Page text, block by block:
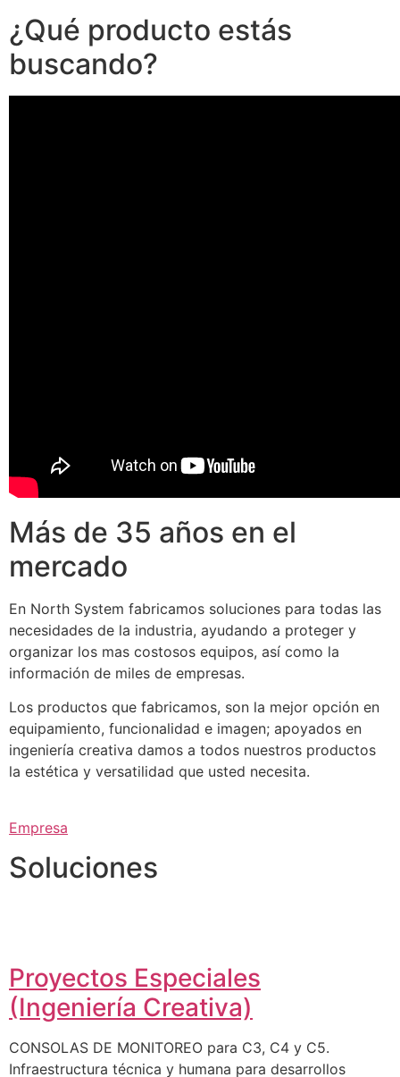
¿Qué producto estás
buscando?
Más de 35 años en el
mercado
En North System fabricamos soluciones para todas las
necesidades de la industria, ayudando a proteger y
organizar los mas costosos equipos, así como la
información de miles de empresas.
Los productos que fabricamos, son la mejor opción en
equipamiento, funcionalidad e imagen; apoyados en
ingeniería creativa damos a todos nuestros productos
la estética y versatilidad que usted necesita.
Empresa
Soluciones
Proyectos Especiales
(Ingeniería Creativa)
CONSOLAS DE MONITOREO para C3, C4 y C5.
Infraestructura técnica y humana para desarrollos